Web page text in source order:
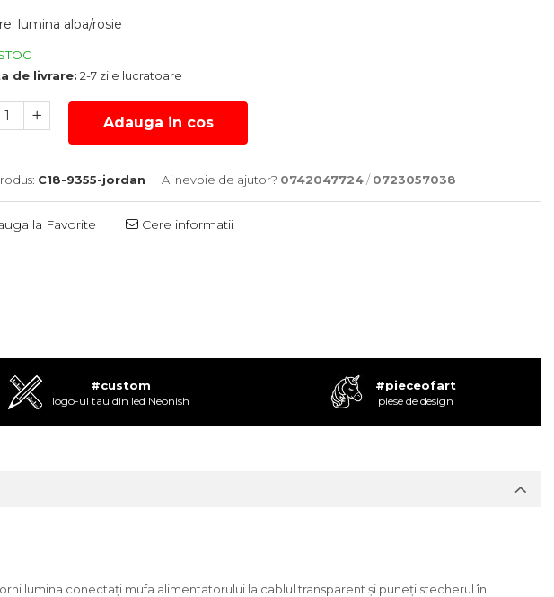
: lumina alba/rosie
de livrare: 2-7 zile lucratoare
Adauga in cos
C18-9355-jordan Ai nevoie de ajutor? 0742047724/0723057038
la Favorite Cere informatii
#custom
logo-ul tau din led Neonish
#pieceofart
piese de design
lumina conectați mufa alimentatorului la cablul transparent și puneți stecherul în